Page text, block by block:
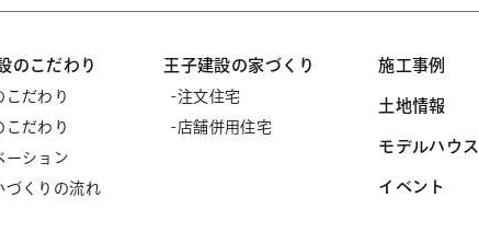
のこだわり
こだわり
こだわり
ーション
づくりの流れ
王子建設の家づくり
注文住宅
店舗併用住宅
施工事例
土地情報
モデルハウス
イベント